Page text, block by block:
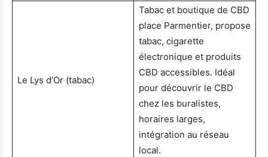
Le Lys d’Or (tabac)
Tabac et boutique de CBD
place Parmentier, propose
tabac, cigarette
électronique et produits
CBD accessibles. Idéal
pour découvrir le CBD
chez les buralistes,
horaires larges,
intégration au réseau
local.